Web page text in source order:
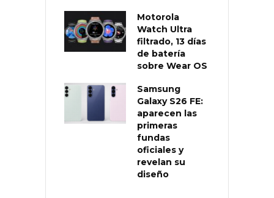
Motorola
Watch Ultra
filtrado, 13 días
de batería
sobre Wear OS
Samsung
Galaxy S26 FE:
aparecen las
primeras
fundas
oficiales y
revelan su
diseño